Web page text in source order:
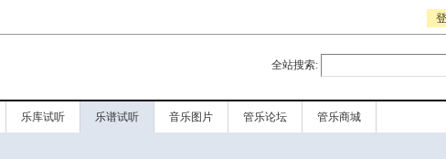
全站搜索:
乐库试听 乐谱试听 音乐图片 管乐论坛 管乐商城